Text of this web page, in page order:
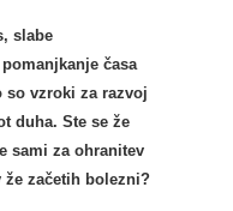
slabe
časa
so vzroki za razvoj
duha. Ste se že
sami za ohranitev
že začetih bolezni?